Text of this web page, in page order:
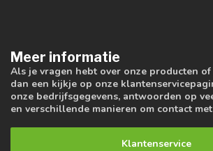
Meer informatie
Als je vragen hebt over onze producten
dan een kijkje op onze
onze bedrijfsgegevens, antwoorden op
en verschillende manieren om contact
Klantenservice